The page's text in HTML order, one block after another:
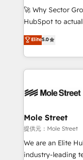
with good people'
brands. You can
🚀 Why Sector
HubSpot to
HubSpot Experts:
automation, and
Technical
Integrations;
workflows;
Healthcare:
workflows 💼
workflows; audit-
intake; pipeline
Elite5.0
Mole Street
提供元：Mole Street
We are an Elite
industry-leading